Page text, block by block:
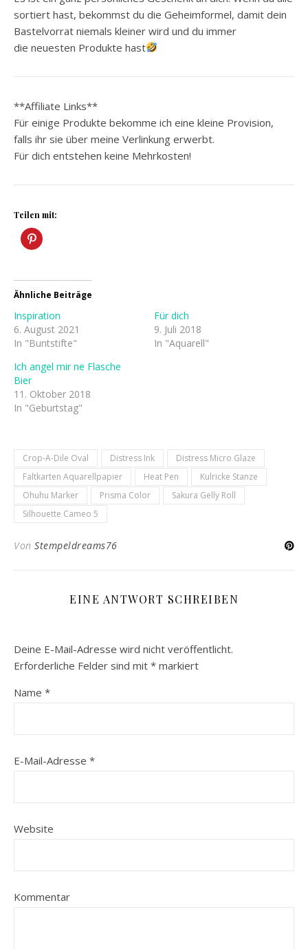
sortiert hast, bekommst du die Geheimformel, damit dein
Bastelvorrat niemals kleiner wird und du immer
die neuesten Produkte hast
**Affiliate Links**
Für einige Produkte bekomme ich eine kleine Provision,
falls ihr sie über meine Verlinkung erwerbt.
Für dich entstehen keine Mehrkosten!
Teilen mit:
Ähnliche Beiträge
Inspiration
6. August 2021
In "Buntstifte"
Für dich
9. Juli 2018
In "Aquarell"
Ich angel mir ne Flasche
Bier
11. Oktober 2018
In "Geburtstag"
Crop-A-Dile Oval Distress Ink
Distress Micro Glaze
Faltkarten Aquarellpapier
Heat Pen
Kulricke Stanze
Ohuhu Marker
Prisma Color
Sakura Gelly Roll
Silhouette Cameo 5
Von Stempeldreams76
EINE ANTWORT SCHREIBEN
Deine E-Mail-Adresse wird nicht veröffentlicht.
Erforderliche Felder sind mit * markiert
Name *
E-Mail-Adresse *
Website
Kommentar